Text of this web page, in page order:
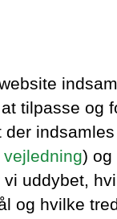
tilpasse og
vejledning) og
uddybet,
og hvilke